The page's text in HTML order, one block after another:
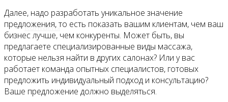
Контакты
Далее, надо разработать уникальное значение
предложения, то есть показать вашим клиентам, чем ваш
бизнес лучше, чем конкуренты. Может быть, вы
предлагаете специализированные виды массажа,
которые нельзя найти в других салонах? Или у вас
работает команда опытных специалистов, готовых
предложить индивидуальный подход и консультацию?
Ваше предложение должно выделяться.